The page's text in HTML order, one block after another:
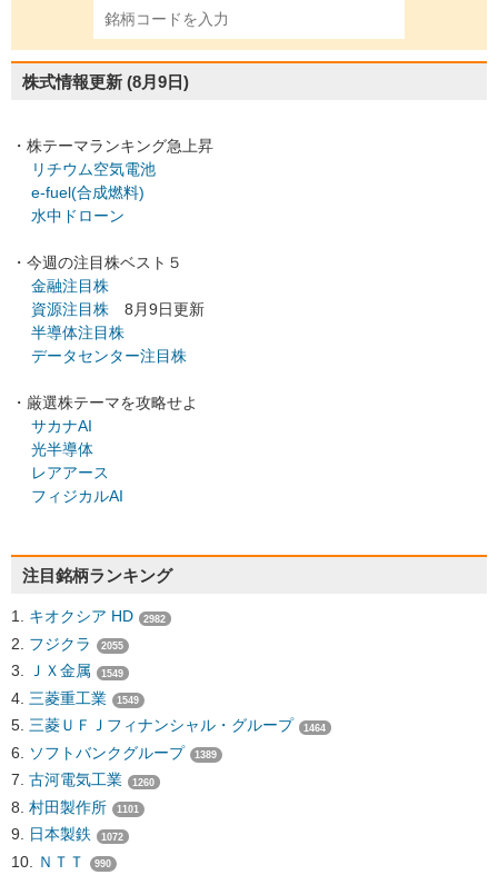
株式情報更新 (8月9日)
・株テーマランキング急上昇
リチウム空気電池
e-fuel(合成燃料)
水中ドローン
・今週の注目株ベスト５
金融注目株
資源注目株 8月9日更新
半導体注目株
データセンター注目株
・厳選株テーマを攻略せよ
サカナAI
光半導体
レアアース
フィジカルAI
注目銘柄ランキング
キオクシア HD 2982
フジクラ 2055
ＪＸ金属 1549
三菱重工業 1549
三菱ＵＦＪフィナンシャル・グループ 1464
ソフトバンクグループ 1389
古河電気工業 1260
村田製作所 1101
日本製鉄 1072
ＮＴＴ 990